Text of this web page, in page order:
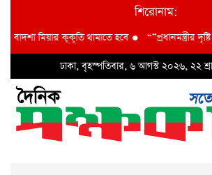
শিরোনাম:
মিয়ার কূকৃতি থামাতে হবে●“”প্রধানমন্ত্রীর দৃষ্টি
ঢাকা, বৃহস্পতিবার, ৬ আগস্ট ২০২৬, ২২